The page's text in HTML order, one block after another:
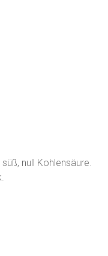
null Kohlensäure.